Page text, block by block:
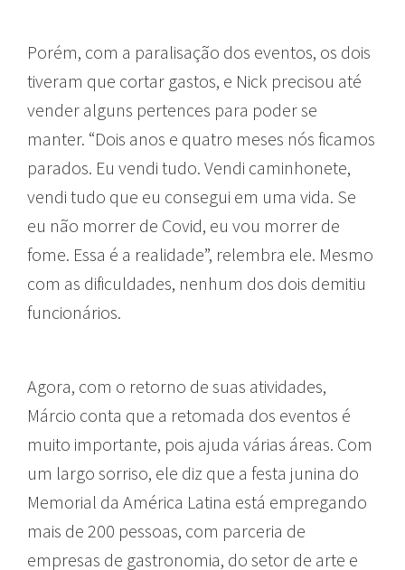
Porém, com a paralisação dos eventos, os dois
tiveram que cortar gastos, e Nick precisou até
vender alguns pertences para poder se
manter. “Dois anos e quatro meses nós ficamos
parados. Eu vendi tudo. Vendi caminhonete,
vendi tudo que eu consegui em uma vida. Se
eu não morrer de Covid, eu vou morrer de
fome. Essa é a realidade”, relembra ele. Mesmo
com as dificuldades, nenhum dos dois demitiu
funcionários.
Agora, com o retorno de suas atividades,
Márcio conta que a retomada dos eventos é
muito importante, pois ajuda várias áreas. Com
um largo sorriso, ele diz que a festa junina do
Memorial da América Latina está empregando
mais de 200 pessoas, com parceria de
empresas de gastronomia, do setor de arte e